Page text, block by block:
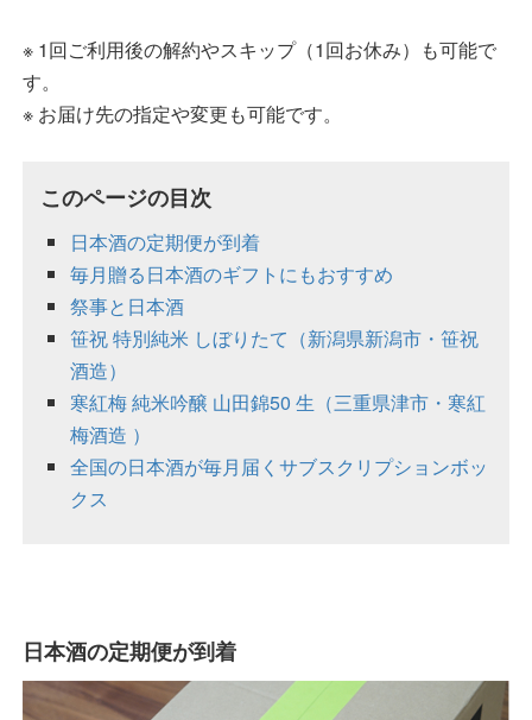
※ 1回ご利用後の解約やスキップ（1回お休み）も可能で
す。
※ お届け先の指定や変更も可能です。
このページの目次
日本酒の定期便が到着
毎月贈る日本酒のギフトにもおすすめ
祭事と日本酒
笹祝 特別純米 しぼりたて（新潟県新潟市・笹祝
酒造）
寒紅梅 純米吟醸 山田錦50 生（三重県津市・寒紅
梅酒造 ）
全国の日本酒が毎月届くサブスクリプションボッ
クス
日本酒の定期便が到着